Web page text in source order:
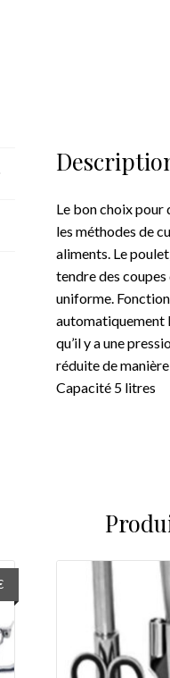
Le bon choix pour
les méthodes de
aliments. Le
tendre des
uniforme.
automatiquement
qu’il y a une
réduite de
Capacité 5 litres
Le
prix
actuel
est :
25,00 €.